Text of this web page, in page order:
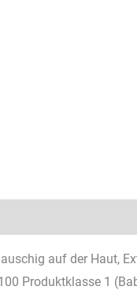
auf der Haut,
Produktklasse 1